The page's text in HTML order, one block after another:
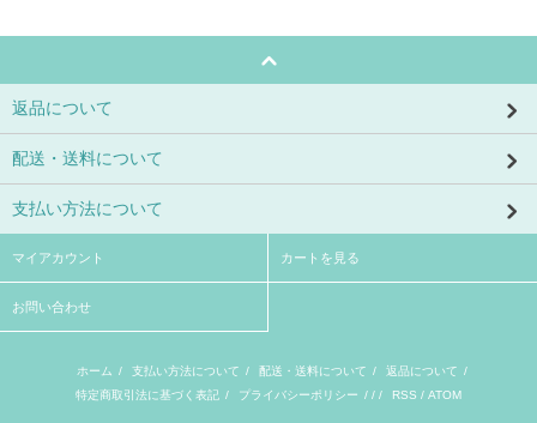
返品について
配送・送料について
支払い方法について
マイアカウント カートを見る
お問い合わせ
ホーム / 支払い方法について / 配送・送料について / 返品について /
特定商取引法に基づく表記 / プライバシーポリシー / / / RSS / ATOM